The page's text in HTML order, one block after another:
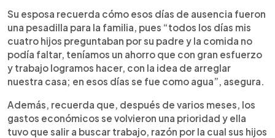
Su esposa recuerda cómo esos días de ausencia fueron
una pesadilla para la familia, pues “todos los días mis
cuatro hijos preguntaban por su padre y la comida no
podía faltar, teníamos un ahorro que con gran esfuerzo
y trabajo logramos hacer, con la idea de arreglar
nuestra casa; en esos días se fue como agua”, asegura.
Además, recuerda que, después de varios meses, los
gastos económicos se volvieron una prioridad y ella
tuvo que salir a buscar trabajo, razón por la cual sus hijos